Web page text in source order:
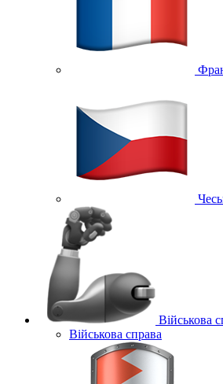
Військова
Військова справа